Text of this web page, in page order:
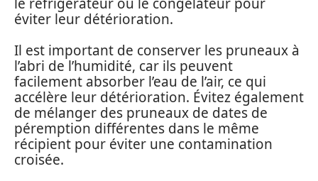
éviter leur détérioration.
Il est important de conserver les pruneaux à
l’abri de l’humidité, car ils peuvent
facilement absorber l’eau de l’air, ce qui
accélère leur détérioration. Évitez également
de mélanger des pruneaux de dates de
péremption différentes dans le même
récipient pour éviter une contamination
croisée.